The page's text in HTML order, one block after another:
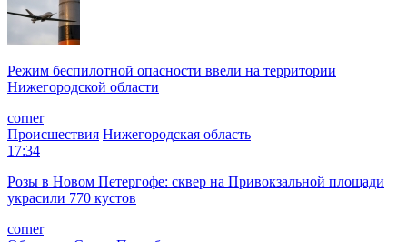
Режим беспилотной опасности ввели на территории
Нижегородской области
corner
Происшествия Нижегородская область
17:34
Розы в Новом Петергофе: сквер на Привокзальной площади
украсили 770 кустов
corner